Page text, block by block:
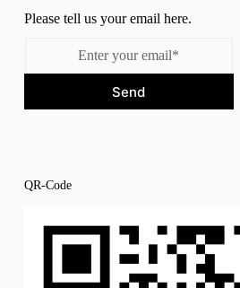
Please tell us your email here.
Send
QR-Code